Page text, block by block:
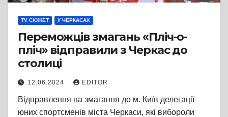
TV СЮЖЕТ У ЧЕРКАСАХ
Переможців змагань «Пліч-о-
пліч» відправили з Черкас до
столиці
12.06.2024 EDITOR
Відправлення на змагання до м. Київ делегації
юних спортсменів міста Черкаси, які вибороли